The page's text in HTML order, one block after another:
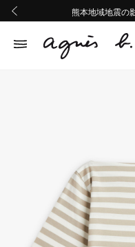
熊本地域地震の
Summer
熊本地域地震の
Summer